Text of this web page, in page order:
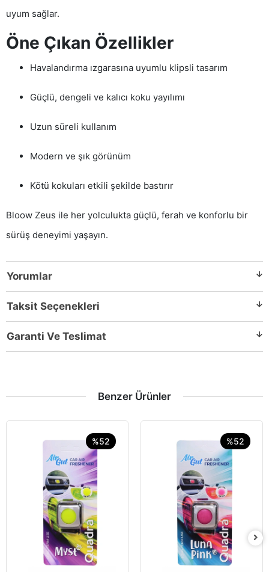
uyum sağlar.
Öne Çıkan Özellikler
Havalandırma ızgarasına uyumlu klipsli tasarım
Güçlü, dengeli ve kalıcı koku yayılımı
Uzun süreli kullanım
Modern ve şık görünüm
Kötü kokuları etkili şekilde bastırır
Bloow Zeus ile her yolculukta güçlü, ferah ve konforlu bir
sürüş deneyimi yaşayın.
Yorumlar
Taksit Seçenekleri
Garanti Ve Teslimat
Benzer Ürünler
%52 %52